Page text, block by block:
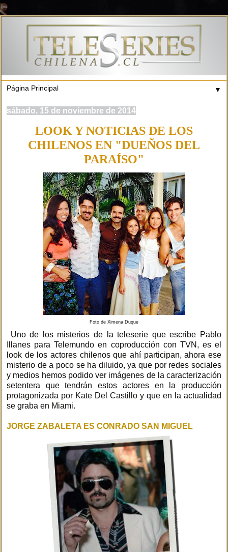
▼
sábado, 15 de noviembre de 2014
LOOK Y NOTICIAS DE LOS
CHILENOS EN "DUEÑOS DEL
PARAÍSO"
Foto de Ximena Duque
Uno de los misterios de la teleserie que escribe Pablo
Illanes para Telemundo en coproducción con TVN, es el
look de los actores chilenos que ahí participan, ahora ese
misterio de a poco se ha diluido, ya que por redes sociales
y medios hemos podido ver imágenes de la caracterización
setentera que tendrán estos actores en la producción
protagonizada por Kate Del Castillo y que en la actualidad
se graba en Miami.
JORGE ZABALETA ES CONRADO SAN MIGUEL